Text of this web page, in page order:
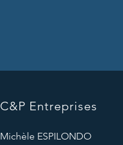
C&P Entreprises
Michèle ESPILONDO